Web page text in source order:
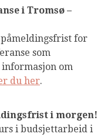
i Tromsø –
for
som
om
du her.
i morgen!
i budsjettarbeid i